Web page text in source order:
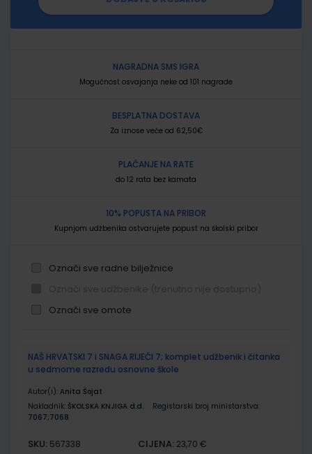
NAGRADNA SMS IGRA
Mogućnost osvajanja neke od 101 nagrade
BESPLATNA DOSTAVA
Za iznose veće od 62,50€
PLAĆANJE NA RATE
do 12 rata bez kamata
10% POPUSTA NA PRIBOR
Kupnjom udžbenika ostvarujete popust na školski pribor
Označi sve radne bilježnice
Označi sve omote
proizvodi
NAŠ HRVATSKI 7 i SNAGA RIJEČI 7; komplet udžbenik i čitanka
u sedmome razredu osnovne škole
Autor(i): Anita Šojat
Nakladnik: ŠKOLSKA KNJIGA d.d.
Registarski broj ministarstva:
7067;7068
SKU: 567338 CIJENA: 23,70 €